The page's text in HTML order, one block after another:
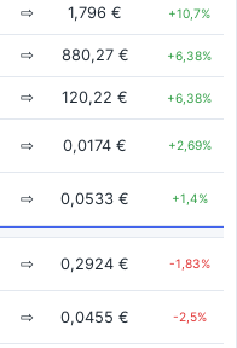
⇨ 1,796 € +10,7%
⇨ 880,27 € +6,38%
⇨ 120,22 € +6,38%
⇨ 0,0174 € +2,69%
⇨ 0,0533 € +1,4%
⇨ 0,2924 € -1,83%
⇨ 0,0455 € -2,5%